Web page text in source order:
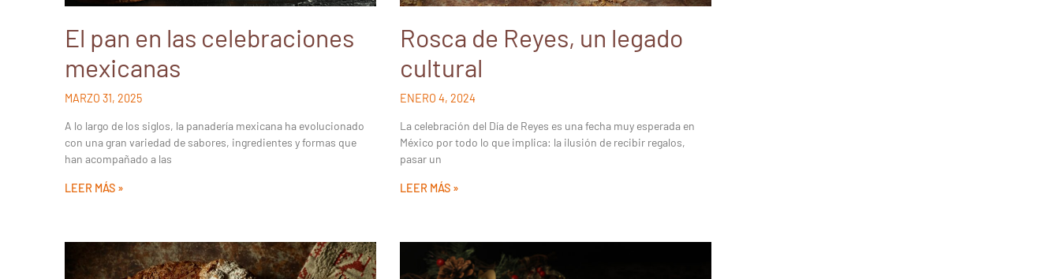
El pan en las celebraciones
mexicanas
MARZO 31, 2025
A lo largo de los siglos, la panadería mexicana ha evolucionado
con una gran variedad de sabores, ingredientes y formas que
han acompañado a las
LEER MÁS »
Rosca de Reyes, un legado
cultural
ENERO 4, 2024
La celebración del Día de Reyes es una fecha muy esperada en
México por todo lo que implica: la ilusión de recibir regalos,
pasar un
LEER MÁS »